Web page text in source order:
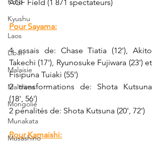
Kyushu
Laos
Liban
Malaisie
Maldives
Mongolie
Munakata
Musashino
AGF Field (1 871 spectateurs)
Pour Sayama:
4 essais de: Chase Tiatia (12'), Akito
Takechi (17'), Ryunosuke Fujiwara (23') et
Fisipuna Tuiaki (55')
2 transformations de: Shota Kutsuna
(18', 56')
2 pénalités de: Shota Kutsuna (20', 72')
Pour Kamaishi: